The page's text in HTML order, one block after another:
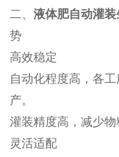
二、 液体肥自动灌
势
高效稳定
自动化程度高，各
产。
灌装精度高，减少物
灵活适配